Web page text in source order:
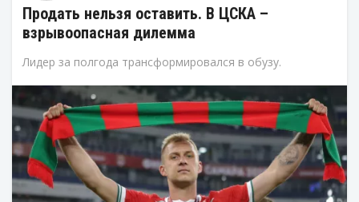
Продать нельзя оставить. В ЦСКА –
взрывоопасная дилемма
Лидер за полгода трансформировался в обузу.